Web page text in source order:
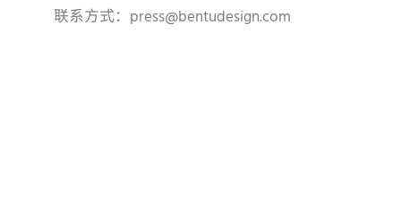
联系方式：press@bentudesign.com